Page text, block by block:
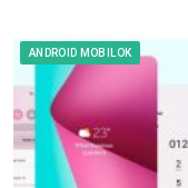
ANDROID MOBILOK